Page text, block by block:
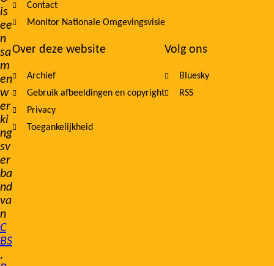
is
ee
n
sa
m
en
w
er
ki
ng
sv
er
ba
nd
va
n
C
BS
,
Contact
Monitor Nationale Omgevingsvisie
Over deze website
Archief
Gebruik afbeeldingen en copyright
Privacy
Toegankelijkheid
Volg ons
Bluesky
RSS